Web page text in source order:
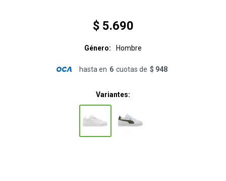
$ 5.690
Género Hombre
hasta en 6 cuotas de $ 948
Variantes: